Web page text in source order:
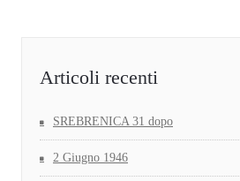
Articoli recenti
SREBRENICA 31 dopo
2 Giugno 1946